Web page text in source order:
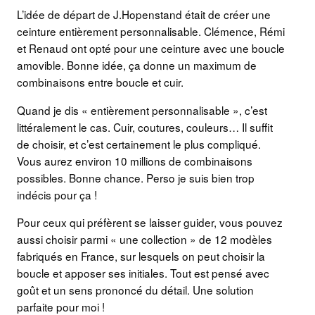
L’idée de départ de J.Hopenstand était de créer une
ceinture entièrement personnalisable. Clémence, Rémi
et Renaud ont opté pour une ceinture avec une boucle
amovible. Bonne idée, ça donne un maximum de
combinaisons entre boucle et cuir.
Quand je dis « entièrement personnalisable », c’est
littéralement le cas. Cuir, coutures, couleurs… Il suffit
de choisir, et c’est certainement le plus compliqué.
Vous aurez environ 10 millions de combinaisons
possibles. Bonne chance. Perso je suis bien trop
indécis pour ça !
Pour ceux qui préfèrent se laisser guider, vous pouvez
aussi choisir parmi « une collection » de 12 modèles
fabriqués en France, sur lesquels on peut choisir la
boucle et apposer ses initiales. Tout est pensé avec
goût et un sens prononcé du détail. Une solution
parfaite pour moi !